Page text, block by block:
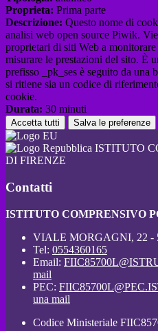
Proprieta: Prima parte
Descrizione: Questo nome di
analisi web open source Piwik.
proprietari di siti Web a
misurare le prestazioni del sito. È
prefisso _pk_ses è seguito da una
si ritiene sia un codice di
cookie.
Durata: 30 minuti
Accetta tutti Salva le preferenze
ISTITUTO
DI FIRENZE
Contatti
ISTITUTO COMPRENSIVO
VIALE MORGAGNI, 22 -
Tel: 0554360165
Email:
mail
PEC:
una mail
Codice Ministeriale